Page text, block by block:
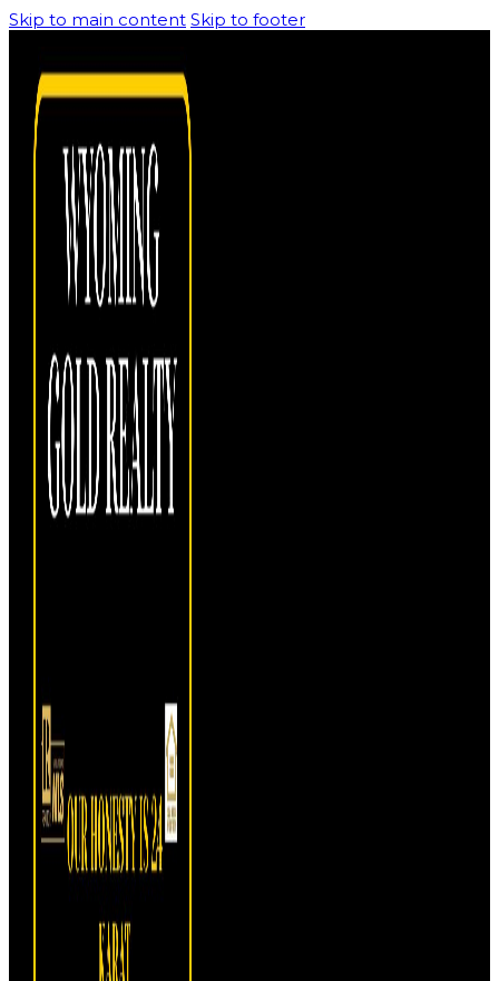
Skip to main content Skip to footer